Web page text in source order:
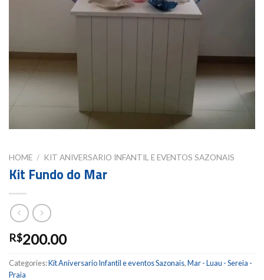
HOME / KIT ANIVERSARIO INFANTIL E EVENTOS SAZONAIS
Kit Fundo do Mar
R$200.00
Categories:Kit Aniversario Infantil e eventos Sazonais,Mar - Luau - Sereia -
Praia